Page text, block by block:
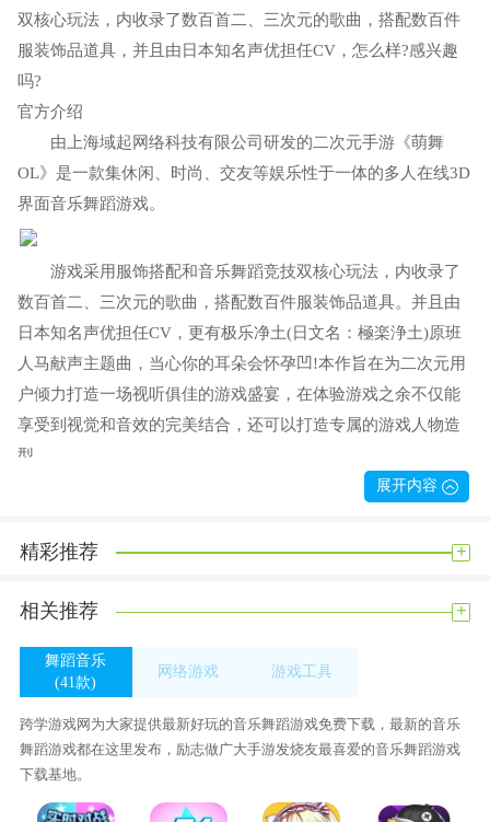
双核心玩法，内收录了数百首二、三次元的歌曲，搭配数百件
服装饰品道具，并且由日本知名声优担任CV，怎么样?感兴趣
吗?
官方介绍
由上海域起网络科技有限公司研发的二次元手游《萌舞
OL》是一款集休闲、时尚、交友等娱乐性于一体的多人在线3D
界面音乐舞蹈游戏。
游戏采用服饰搭配和音乐舞蹈竞技双核心玩法，内收录了
数百首二、三次元的歌曲，搭配数百件服装饰品道具。并且由
日本知名声优担任CV，更有极乐净土(日文名：極楽浄土)原班
人马献声主题曲，当心你的耳朵会怀孕凹!本作旨在为二次元用
户倾力打造一场视听俱佳的游戏盛宴，在体验游戏之余不仅能
享受到视觉和音效的完美结合，还可以打造专属的游戏人物造
型。
统、庞大的聊天互动系统、华丽炫彩的场景系统、拼人品靠玄
还在等什么!快来体验激萌的音乐舞蹈之旅吧!
游戏特色
完美音质 海量歌曲
名组合献唱主题曲。当心你的耳朵会怀孕哦!
华丽浪漫的舞蹈场景
展开内容
精彩推荐 +
相关推荐 +
舞蹈音乐
(41款)
网络游戏
游戏工具
跨学游戏网为大家提供最新好玩的音乐舞蹈游戏免费下载，最新的音乐
舞蹈游戏都在这里发布，励志做广大手游发烧友最喜爱的音乐舞蹈游戏
下载基地。